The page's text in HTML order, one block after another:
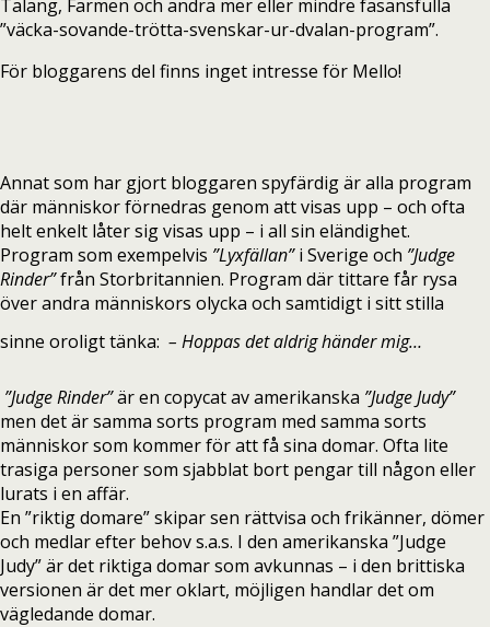
Talang, Farmen och andra mer eller mindre fasansfulla
”väcka-sovande-trötta-svenskar-ur-dvalan-program”.
För bloggarens del finns inget intresse för Mello!
Annat som har gjort bloggaren spyfärdig är alla program
där människor förnedras genom att visas upp – och ofta
helt enkelt låter sig visas upp – i all sin eländighet.
Program som exempelvis ”Lyxfällan”i Sverige och ”Judge
Rinder”från Storbritannien. Program där tittare får rysa
över andra människors olycka och samtidigt i sitt stilla
sinne oroligt tänka: – Hoppas det aldrig händer mig…
”Judge Rinder”är en copycat av amerikanska ”Judge Judy”
men det är samma sorts program med samma sorts
människor som kommer för att få sina domar. Ofta lite
trasiga personer som sjabblat bort pengar till någon eller
lurats i en affär.
En ”riktig domare” skipar sen rättvisa och frikänner, dömer
och medlar efter behov s.a.s. I den amerikanska ”Judge
Judy” är det riktiga domar som avkunnas – i den brittiska
versionen är det mer oklart, möjligen handlar det om
vägledande domar.